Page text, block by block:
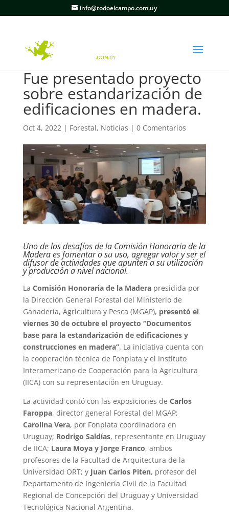
info@todoelcampo.com.uy
Fue presentado proyecto
sobre estandarización de
edificaciones en madera.
Oct 4, 2022| Forestal, Noticias | 0 Comentarios
Uno de los desafíos de la Comisión Honoraria de la
Madera es fomentar o su uso, agregar valor y ser el
difusor de actividades que apunten a su utilización
y producción a nivel nacional.
La Comisión Honoraria de la Maderapresidida por
la Dirección General Forestal del Ministerio de
Ganadería, Agricultura y Pesca (MGAP), presentó el
viernes 30 de octubre el proyecto “Documentos
base para la estandarización de edificaciones y
construcciones en madera”. La iniciativa cuenta con
la cooperación técnica de Fonplata y el Instituto
Interamericano de Cooperación para la Agricultura
(IICA) con su representación en Uruguay.
La actividad contó con las exposiciones de Carlos
Faroppa, director general Forestal del MGAP;
Carolina Vera, por Fonplata coordinadora en
Uruguay; Rodrigo Saldías, representante en Uruguay
de IICA; Laura Moya y Jorge Franco, ambos
profesores de la Facultad de Arquitectura de la
Universidad ORT; y Juan Carlos Piten, profesor del
Departamento de Ingeniería Civil de la Facultad
Regional de Concepción del Uruguay y Universidad
Tecnológica Nacional Argentina.